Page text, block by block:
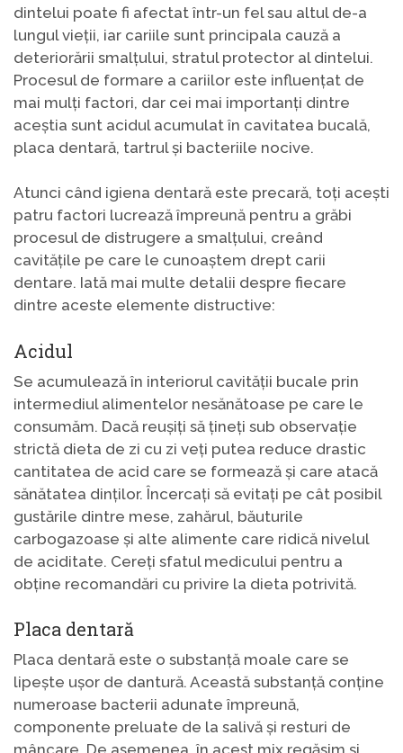
dintelui poate fi afectat într-un fel sau altul de-a
lungul vieții, iar cariile sunt principala cauză a
deteriorării smalțului, stratul protector al dintelui.
Procesul de formare a cariilor este influențat de
mai mulți factori, dar cei mai importanți dintre
aceștia sunt acidul acumulat în cavitatea bucală,
placa dentară, tartrul și bacteriile nocive.
Atunci când igiena dentară este precară, toți acești
patru factori lucrează împreună pentru a grăbi
procesul de distrugere a smalțului, creând
cavitățile pe care le cunoaștem drept carii
dentare. Iată mai multe detalii despre fiecare
dintre aceste elemente distructive:
Acidul
Se acumulează în interiorul cavității bucale prin
intermediul alimentelor nesănătoase pe care le
consumăm. Dacă reușiți să țineți sub observație
strictă dieta de zi cu zi veți putea reduce drastic
cantitatea de acid care se formează și care atacă
sănătatea dinților. Încercați să evitați pe cât posibil
gustările dintre mese, zahărul, băuturile
carbogazoase și alte alimente care ridică nivelul
de aciditate. Cereți sfatul medicului pentru a
obține recomandări cu privire la dieta potrivită.
Placa dentară
Placa dentară este o substanță moale care se
lipește ușor de dantură. Această substanță conține
numeroase bacterii adunate împreună,
componente preluate de la salivă și resturi de